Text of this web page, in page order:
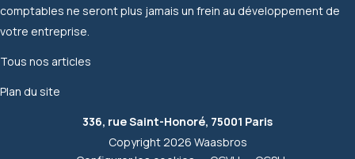
comptables ne seront plus jamais un frein au développement de
votre entreprise.
Tous nos articles
Plan du site
336, rue Saint-Honoré, 75001 Paris
Copyright 2026 Waasbros